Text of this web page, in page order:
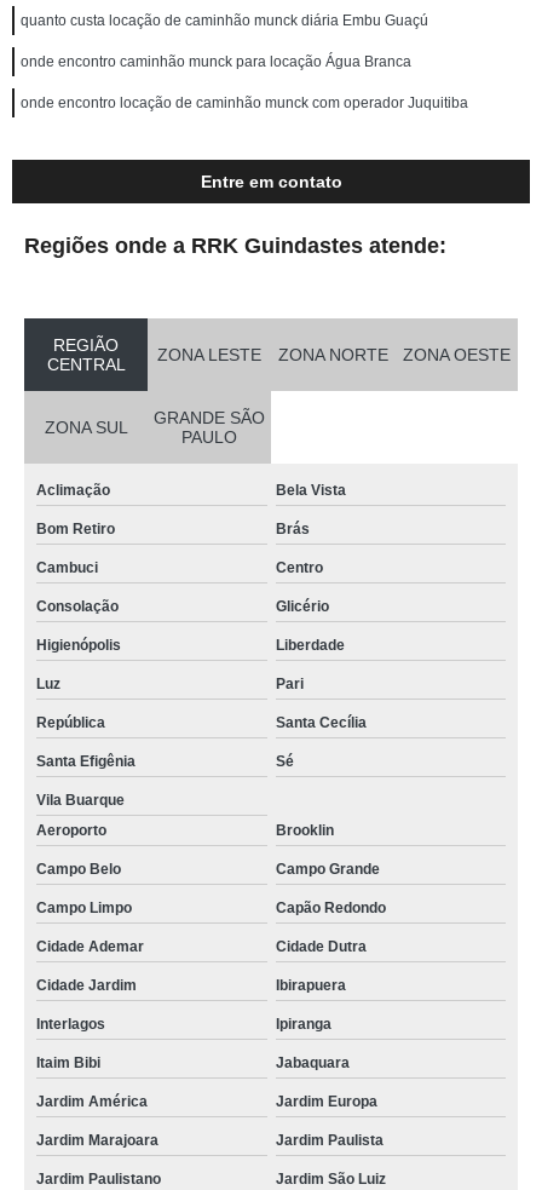
quanto custa locação de caminhão munck diária Embu Guaçú
onde encontro caminhão munck para locação Água Branca
onde encontro locação de caminhão munck com operador Juquitiba
Entre em contato
Regiões onde a RRK Guindastes atende:
REGIÃO
CENTRAL
ZONA LESTE ZONA NORTE ZONA OESTE
ZONA SUL
GRANDE SÃO
PAULO
Aclimação Bela Vista
Bom Retiro Brás
Cambuci Centro
Consolação Glicério
Higienópolis Liberdade
Luz Pari
República Santa Cecília
Santa Efigênia Sé
Vila Buarque
Aeroporto
Brooklin
Campo Belo Campo Grande
Campo Limpo Capão Redondo
Cidade Ademar Cidade Dutra
Cidade Jardim Ibirapuera
Interlagos Ipiranga
Itaim Bibi Jabaquara
Jardim América Jardim Europa
Jardim Marajoara Jardim Paulista
Jardim Paulistano Jardim São Luiz